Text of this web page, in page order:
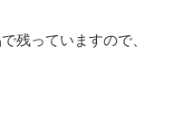
残っていますので、